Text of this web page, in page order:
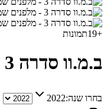
+
19תמונות
ב.מ.וו סדרה 3
בחרו שנה:2022